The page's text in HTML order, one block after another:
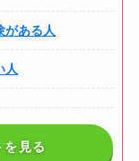
がある人
人
見る